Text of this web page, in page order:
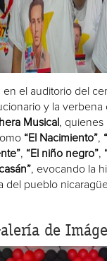
en el auditorio del
y la verbena
Musical , quienes
“El Nacimiento”,
, “El niño negro”,
, evocando la
del pueblo
de